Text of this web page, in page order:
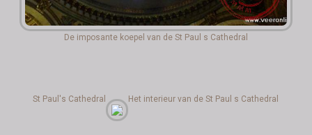
De imposante koepel van de St Paul s Cathedral
St Paul's Cathedral Het interieur van de St Paul s Cathedral